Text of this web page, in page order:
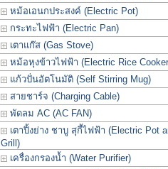
หม้อเอนกประสงค์ (Electric Pot)
กระทะไฟฟ้า (Electric Pan)
เตาแก๊ส (Gas Stove)
หม้อหุงข้าวไฟฟ้า (Electric Rice
แก้วปั่นอัตโนมัติ (Self Stirring Mug)
สายชาร์จ (Charging Cable)
พัดลม AC (AC FAN)
เตาปิ้งย่าง ชาบู สุกี้ไฟฟ้า (Electric Pot
Grill)
เครื่องกรองน้ำ (Water Purifier)